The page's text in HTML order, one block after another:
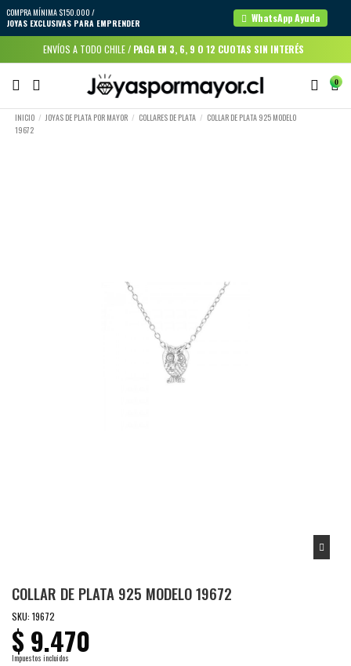
COMPRA MÍNIMA $150.000 /
JOYAS EXCLUSIVAS PARA EMPRENDER
WhatsApp Ayuda
ENVÍOS A TODO CHILE / PAGA EN 3, 6, 9 O 12 CUOTAS SIN INTERÉS
0
INICIO JOYAS DE PLATA POR MAYOR COLLARES DE PLATA
COLLAR DE PLATA 925 MODELO
19672
COLLAR DE PLATA 925 MODELO 19672
SKU: 19672
$ 9.470
Impuestos incluidos